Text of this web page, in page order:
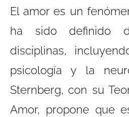
El amor es un
ha sido definido
disciplinas,
psicología y la
Sternberg, con su
Amor, propone que